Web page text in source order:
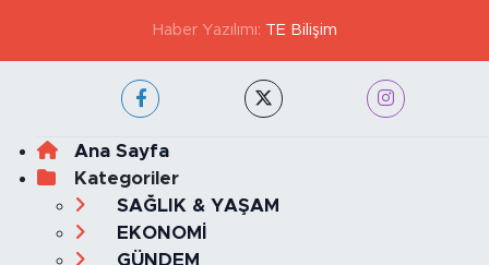
Haber Yazılımı: TE Bilişim
Ana Sayfa
Kategoriler
SAĞLIK & YAŞAM
EKONOMİ
GÜNDEM